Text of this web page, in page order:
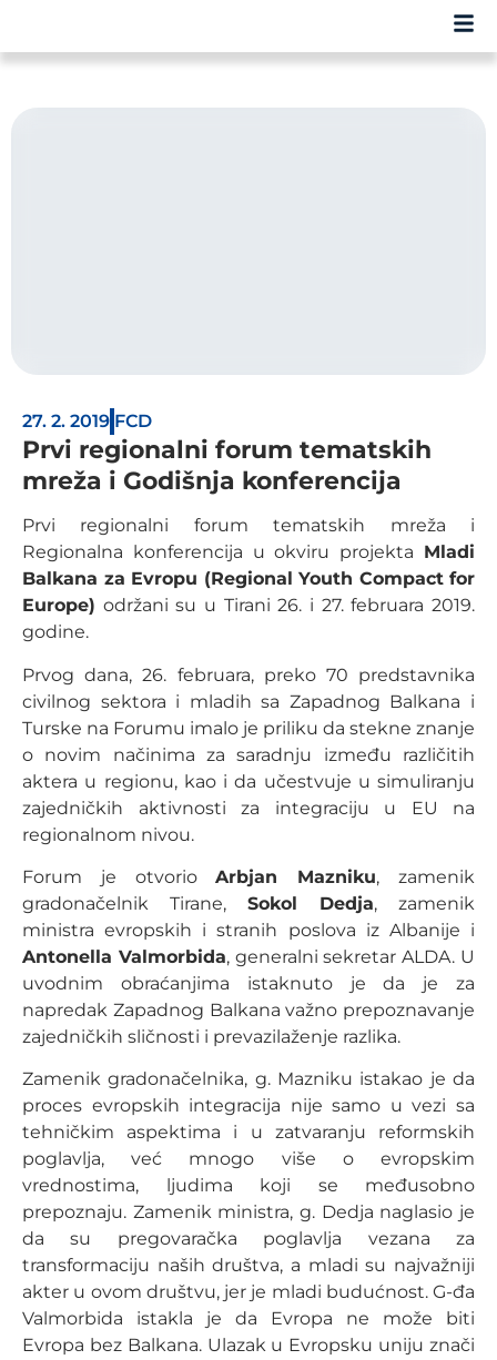
27. 2. 2019 FCD
Prvi regionalni forum tematskih
mreža i Godišnja konferencija
Prvi regionalni forum tematskih mreža i
Regionalna konferencija u okviru projekta Mladi
Balkana za Evropu (Regional Youth Compact for
Europe) održani su u Tirani 26. i 27. februara 2019.
godine.
Prvog dana, 26. februara, preko 70 predstavnika
civilnog sektora i mladih sa Zapadnog Balkana i
Turske na Forumu imalo je priliku da stekne znanje
o novim načinima za saradnju između različitih
aktera u regionu, kao i da učestvuje u simuliranju
zajedničkih aktivnosti za integraciju u EU na
regionalnom nivou.
Forum je otvorioArbjan Mazniku, zamenik
gradonačelnik Tirane, Sokol Dedja, zamenik
ministra evropskih i stranih poslova iz Albanije i
Antonella Valmorbida, generalni sekretar ALDA. U
uvodnim obraćanjima istaknuto je da je za
napredak Zapadnog Balkana važno prepoznavanje
zajedničkih sličnosti i prevazilaženje razlika.
Zamenik gradonačelnika, g. Mazniku istakao je da
proces evropskih integracija nije samo u vezi sa
tehničkim aspektima i u zatvaranju reformskih
poglavlja, već mnogo više o evropskim
vrednostima, ljudima koji se međusobno
prepoznaju. Zamenik ministra, g. Dedja naglasio je
da su pregovaračka poglavlja vezana za
transformaciju naših društva, a mladi su najvažniji
akter u ovom društvu, jer je mladi budućnost. G-đa
Valmorbida istakla je da Evropa ne može biti
Evropa bez Balkana. Ulazak u Evropsku uniju znači